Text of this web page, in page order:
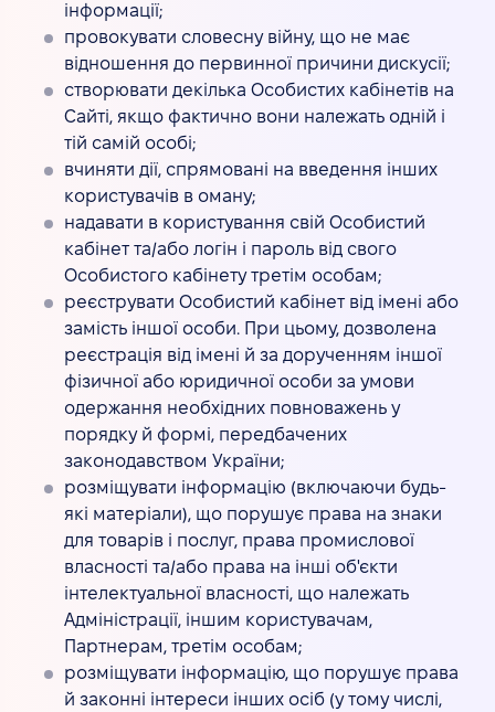
інформації;
провокувати словесну війну, що не має
відношення до первинної причини дискусії;
створювати декілька Особистих кабінетів на
Сайті, якщо фактично вони належать одній і
тій самій особі;
вчиняти дії, спрямовані на введення інших
користувачів в оману;
надавати в користування свій Особистий
кабінет та/або логін і пароль від свого
Особистого кабінету третім особам;
реєструвати Особистий кабінет від імені або
замість іншої особи. При цьому, дозволена
реєстрація від імені й за дорученням іншої
фізичної або юридичної особи за умови
одержання необхідних повноважень у
порядку й формі, передбачених
законодавством України;
розміщувати інформацію (включаючи будь-
які матеріали), що порушує права на знаки
для товарів і послуг, права промислової
власності та/або права на інші об'єкти
інтелектуальної власності, що належать
Адміністрації, іншим користувачам,
Партнерам, третім особам;
розміщувати інформацію, що порушує права
й законні інтереси інших осіб (у тому числі,